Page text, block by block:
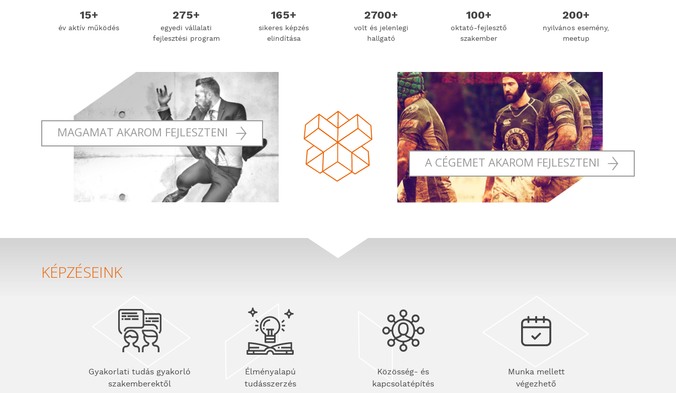
15+
év aktív működés
275+
egyedi vállalati
fejlesztési program
165+
sikeres képzés
elindítása
2700+
volt és jelenlegi
hallgató
100+
oktató-fejlesztő
szakember
200+
nyilvános esemény,
meetup
MAGAMAT AKAROM FEJLESZTENI
A CÉGEMET AKAROM FEJLESZTENI
KÉPZÉSEINK
Gyakorlati tudás gyakorló
szakemberektől
Élményalapú
tudásszerzés
Közösség- és
kapcsolatépítés
Munka mellett
végezhető